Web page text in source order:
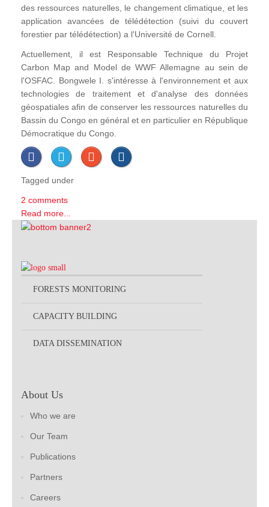
des ressources naturelles, le changement climatique, et les
application avancées de télédétection (suivi du couvert
forestier par télédétection) a l'Université de Cornell.
Actuellement, il est Responsable Technique du Projet
Carbon Map and Model de WWF Allemagne au sein de
l'OSFAC. Bongwele I. s'intéresse à l'environnement et aux
technologies de traitement et d'analyse des données
géospatiales afin de conserver les ressources naturelles du
Bassin du Congo en général et en particulier en République
Démocratique du Congo.
Tagged under
2 comments
Read more...
FORESTS MONITORING
CAPACITY BUILDING
DATA DISSEMINATION
About Us
Who we are
Our Team
Publications
Partners
Careers